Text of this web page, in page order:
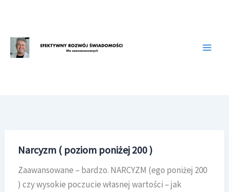
treści
Narcyzm ( poziom poniżej 200 )
Zaawansowane – bardzo. NARCYZM (ego poniżej 200
) czy wysokie poczucie własnej wartości – jak